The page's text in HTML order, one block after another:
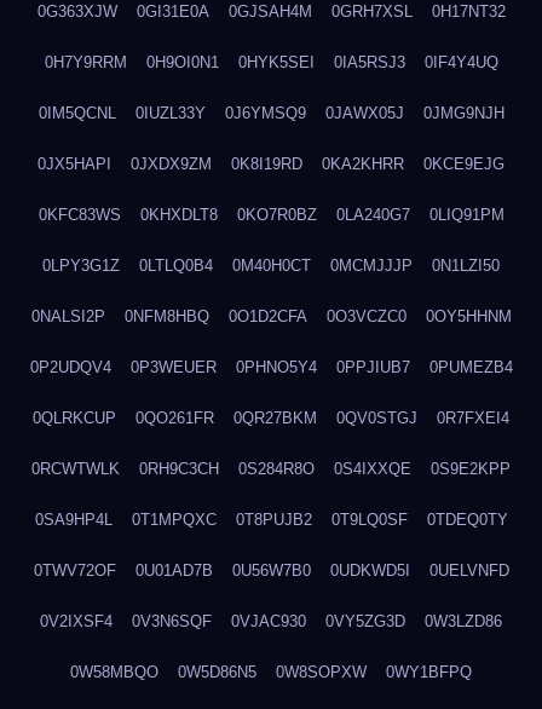
0G363XJW 0GI31E0A 0GJSAH4M 0GRH7XSL 0H17NT32
0H7Y9RRM 0H9OI0N1 0HYK5SEI 0IA5RSJ3 0IF4Y4UQ
0IM5QCNL 0IUZL33Y 0J6YMSQ9 0JAWX05J 0JMG9NJH
0JX5HAPI 0JXDX9ZM 0K8I19RD 0KA2KHRR 0KCE9EJG
0KFC83WS 0KHXDLT8 0KO7R0BZ 0LA240G7 0LIQ91PM
0LPY3G1Z 0LTLQ0B4 0M40H0CT 0MCMJJJP 0N1LZI50
0NALSI2P 0NFM8HBQ 0O1D2CFA 0O3VCZC0 0OY5HHNM
0P2UDQV4 0P3WEUER 0PHNO5Y4 0PPJIUB7 0PUMEZB4
0QLRKCUP 0QO261FR 0QR27BKM 0QV0STGJ 0R7FXEI4
0RCWTWLK 0RH9C3CH 0S284R8O 0S4IXXQE 0S9E2KPP
0SA9HP4L 0T1MPQXC 0T8PUJB2 0T9LQ0SF 0TDEQ0TY
0TWV72OF 0U01AD7B 0U56W7B0 0UDKWD5I 0UELVNFD
0V2IXSF4 0V3N6SQF 0VJAC930 0VY5ZG3D 0W3LZD86
0W58MBQO 0W5D86N5 0W8SOPXW 0WY1BFPQ